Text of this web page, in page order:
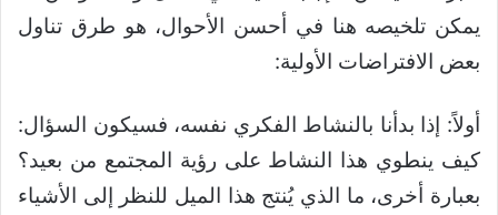
يمكن تلخيصه هنا في أحسن الأحوال، هو طرق تناول
بعض الافتراضات الأولية:
أولاً: إذا بدأنا بالنشاط الفكري نفسه، فسيكون السؤال:
كيف ينطوي هذا النشاط على رؤية المجتمع من بعيد؟
بعبارة أخرى، ما الذي يُنتج هذا الميل للنظر إلى الأشياء